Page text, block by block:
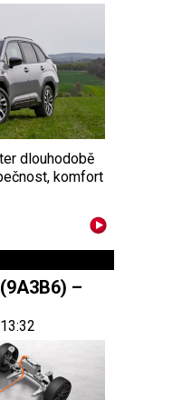
dlouhodobě
komfort
–